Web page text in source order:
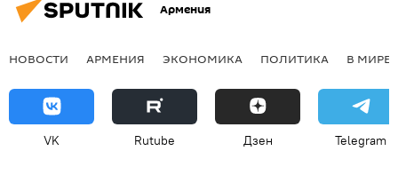
Армения
НОВОСТИ АРМЕНИЯ ЭКОНОМИКА ПОЛИТИКА В МИРЕ
VK Rutube Дзен Telegram